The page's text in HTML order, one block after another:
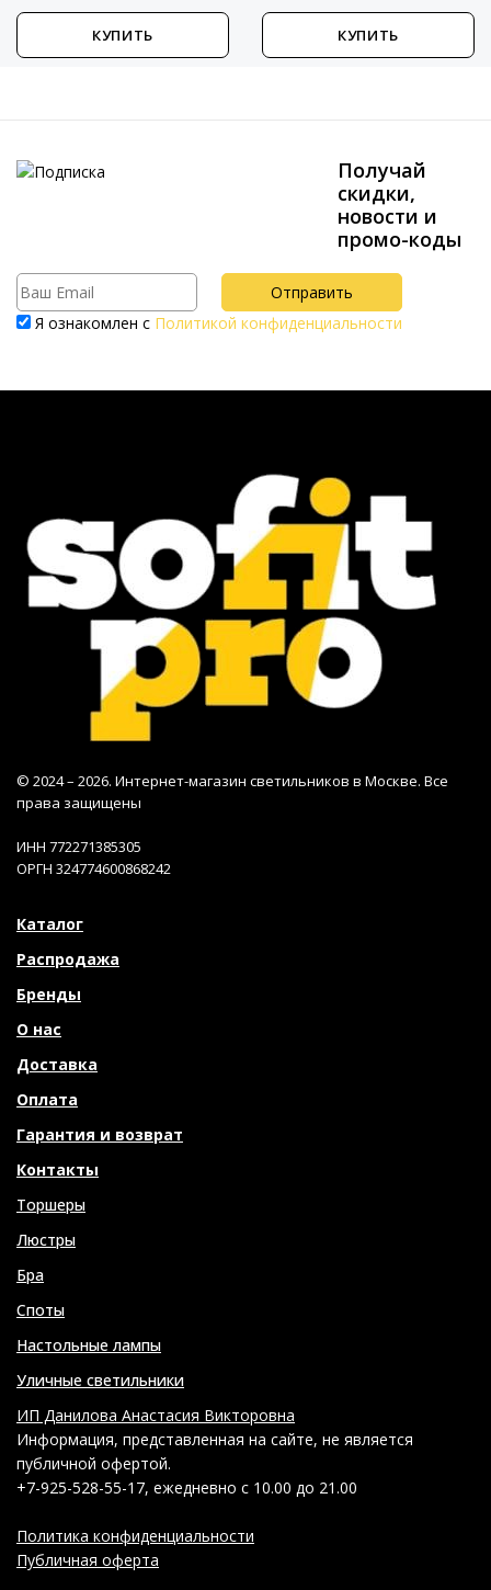
КУПИТЬ КУПИТЬ
Получай
скидки,
новости и
промо-коды
Я ознакомлен с Политикой конфиденциальности
© 2024 – 2026. Интернет-магазин светильников в Москве. Все
права защищены
ИНН 772271385305
ОРГН 324774600868242
Каталог
Распродажа
Бренды
О нас
Доставка
Оплата
Гарантия и возврат
Контакты
Торшеры
Люстры
Бра
Споты
Настольные лампы
Уличные светильники
ИП Данилова Анастасия Викторовна
Информация, представленная на сайте, не является
публичной офертой.
+7-925-528-55-17, ежедневно с 10.00 до 21.00
Политика конфиденциальности
Публичная оферта